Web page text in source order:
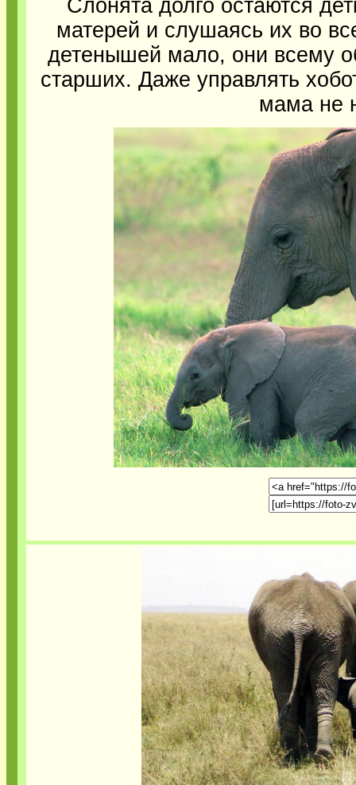
Слонята долго остаются
матерей и слушаясь их во
детенышей мало, они всему
старших. Даже управлять
мама не